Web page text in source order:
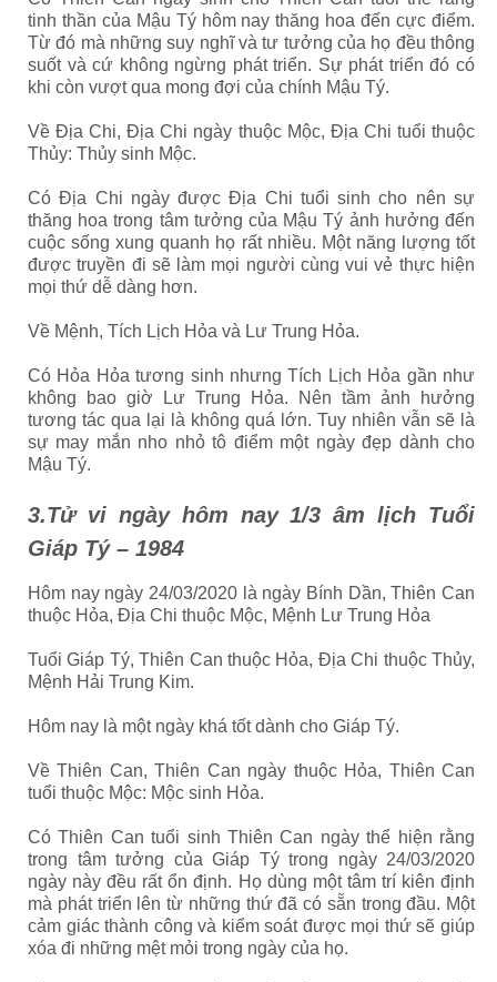
tinh thần của Mậu Tý hôm nay thăng hoa đến cực điểm.
Từ đó mà những suy nghĩ và tư tưởng của họ đều thông
suốt và cứ không ngừng phát triển. Sự phát triển đó có
khi còn vượt qua mong đợi của chính Mậu Tý.
Về Địa Chi, Địa Chi ngày thuộc Mộc, Địa Chi tuổi thuộc
Thủy: Thủy sinh Mộc.
Có Địa Chi ngày được Địa Chi tuổi sinh cho nên sự
thăng hoa trong tâm tưởng của Mậu Tý ảnh hưởng đến
cuộc sống xung quanh họ rất nhiều. Một năng lượng tốt
được truyền đi sẽ làm mọi người cùng vui vẻ thực hiện
mọi thứ dễ dàng hơn.
Về Mệnh, Tích Lịch Hỏa và Lư Trung Hỏa.
Có Hỏa Hỏa tương sinh nhưng Tích Lịch Hỏa gần như
không bao giờ Lư Trung Hỏa. Nên tầm ảnh hưởng
tương tác qua lại là không quá lớn. Tuy nhiên vẫn sẽ là
sự may mắn nho nhỏ tô điểm một ngày đẹp dành cho
Mậu Tý.
3.Tử vi ngày hôm nay 1/3 âm lịch Tuổi
Giáp Tý – 1984
Hôm nay ngày 24/03/2020 là ngày Bính Dần, Thiên Can
thuộc Hỏa, Địa Chi thuộc Mộc, Mệnh Lư Trung Hỏa
Tuổi Giáp Tý, Thiên Can thuộc Hỏa, Địa Chi thuộc Thủy,
Mệnh Hải Trung Kim.
Hôm nay là một ngày khá tốt dành cho Giáp Tý.
Về Thiên Can, Thiên Can ngày thuộc Hỏa, Thiên Can
tuổi thuộc Mộc: Mộc sinh Hỏa.
Có Thiên Can tuổi sinh Thiên Can ngày thể hiện rằng
trong tâm tưởng của Giáp Tý trong ngày 24/03/2020
ngày này đều rất ổn định. Họ dùng một tâm trí kiên định
mà phát triển lên từ những thứ đã có sẵn trong đầu. Một
cảm giác thành công và kiểm soát được mọi thứ sẽ giúp
xóa đi những mệt mỏi trong ngày của họ.